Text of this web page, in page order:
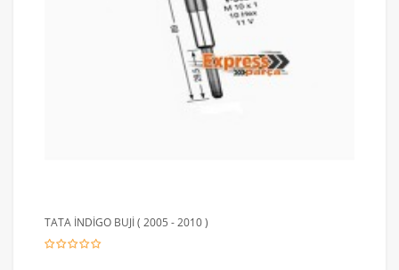
TATA İNDİGO BUJİ ( 2005 - 2010 )